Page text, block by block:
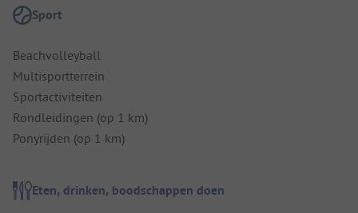
Sport
Beachvolleyball
Multisportterrein
Sportactiviteiten
Rondleidingen (op 1 km)
Ponyrijden (op 1 km)
Eten, drinken, boodschappen doen